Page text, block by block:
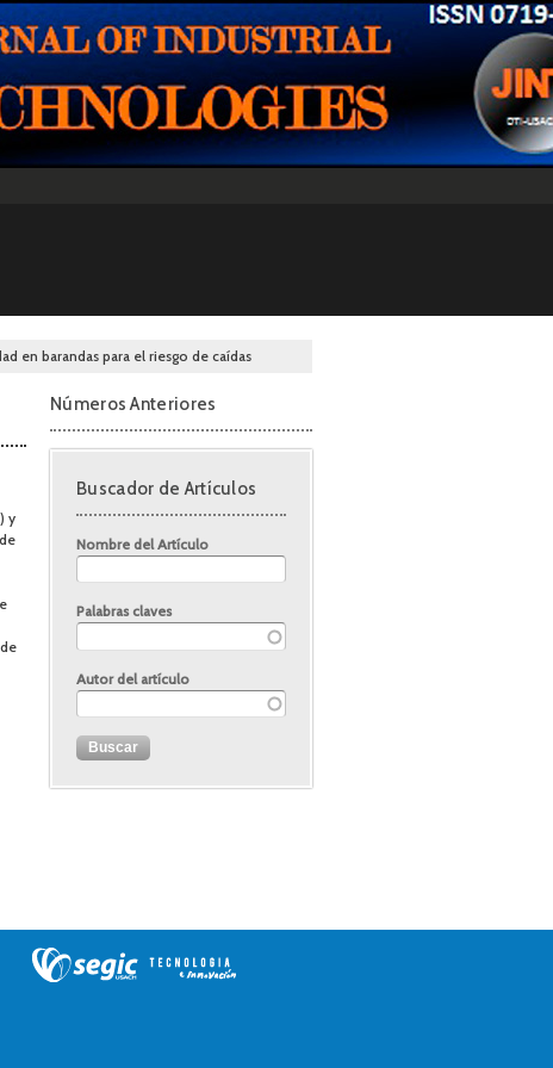
en barandas para el riesgo de caídas
y
Números Anteriores
Buscador de Artículos
Nombre del Artículo
Palabras claves
Autor del artículo